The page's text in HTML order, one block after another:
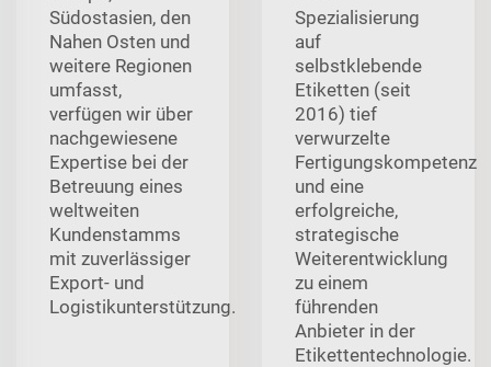
Südostasien, den
Nahen Osten und
weitere Regionen
umfasst,
verfügen wir über
nachgewiesene
Expertise bei der
Betreuung eines
weltweiten
Kundenstamms
mit zuverlässiger
Export- und
Logistikunterstützung.
Spezialisierung
auf
selbstklebende
Etiketten (seit
2016) tief
verwurzelte
Fertigungskompetenz
und eine
erfolgreiche,
strategische
Weiterentwicklung
zu einem
führenden
Anbieter in der
Etikettentechnologie.